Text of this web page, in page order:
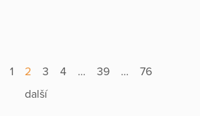
1 2 3 4 … 39 …
76
další